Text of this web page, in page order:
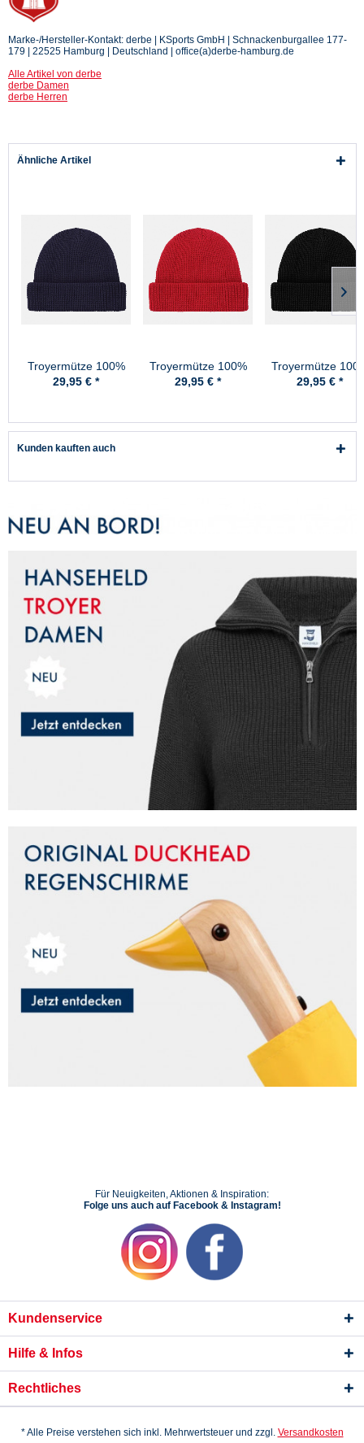
Marke-/Hersteller-Kontakt: derbe | KSports GmbH | Schnackenburgallee 177-
179 | 22525 Hamburg | Deutschland | office(a)derbe-hamburg.de
Alle Artikel von derbe
derbe Damen
derbe Herren
Ähnliche Artikel
Troyermütze 100%
Schurwolle
29,95 € *
Troyermütze 100%
Schurwolle
29,95 € *
Troyermütze
Schurwolle
29,95 € *
Kunden kauften auch
Für Neuigkeiten, Aktionen & Inspiration:
Folge uns auch auf Facebook & Instagram!
Kundenservice
Hilfe & Infos
Rechtliches
* Alle Preise verstehen sich inkl. Mehrwertsteuer und zzgl. Versandkosten